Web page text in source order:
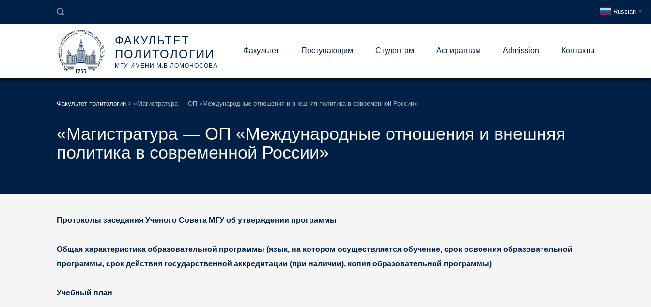
ФАКУЛЬТЕТ
ПОЛИТОЛОГИИ
МГУ ИМЕНИ М.В.ЛОМОНОСОВА
Факультет Поступающим Студентам Аспирантам Admission Контакты
Факультет политологии > «Магистратура — ОП «Международные отношения и внешняя политика в современной России»
«Магистратура — ОП «Международные отношения и внешняя
политика в современной России»
Протоколы заседания Ученого Совета МГУ об утверждении программы
Общая характеристика образовательной программы (язык, на котором осуществляется обучение, срок освоения образовательной
программы, срок действия государственной аккредитации (при наличии), копия образовательной программы)
Учебный план
Russian ▼